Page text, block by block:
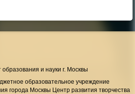
и науки г. Москвы
образовательное учреждение
города Москвы Центр развития творчества